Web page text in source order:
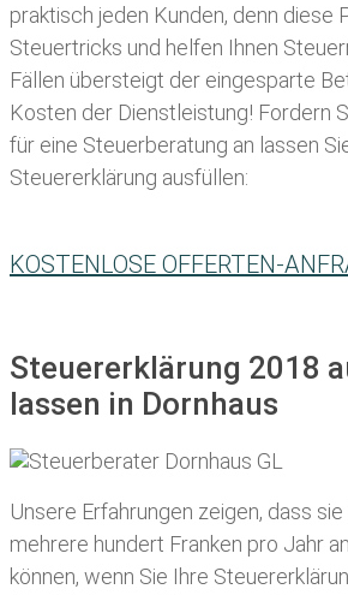
praktisch jeden Kunden, denn diese
Steuertricks und helfen Ihnen
Fällen übersteigt der eingesparte
Kosten der Dienstleistung! Fordern
für eine Steuerberatung an lassen
Steuererklärung ausfüllen:
KOSTENLOSE OFFERTEN-
Steuererklärung 2018
lassen in Dornhaus
Unsere Erfahrungen zeigen, dass sie
mehrere hundert Franken pro Jahr
können, wenn Sie Ihre